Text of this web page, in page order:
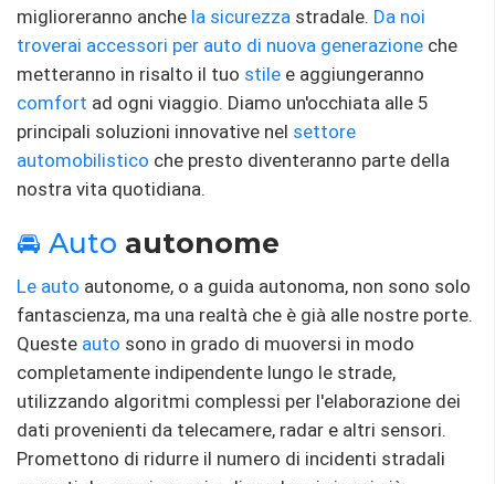
miglioreranno anche la sicurezza stradale. Da noi
troverai accessori per auto di nuova generazione che
metteranno in risalto il tuo stile e aggiungeranno
comfort ad ogni viaggio. Diamo un'occhiata alle 5
principali soluzioni innovative nel settore
automobilistico che presto diventeranno parte della
nostra vita quotidiana.
🚘 Auto autonome
Le auto autonome, o a guida autonoma, non sono solo
fantascienza, ma una realtà che è già alle nostre porte.
Queste auto sono in grado di muoversi in modo
completamente indipendente lungo le strade,
utilizzando algoritmi complessi per l'elaborazione dei
dati provenienti da telecamere, radar e altri sensori.
Promettono di ridurre il numero di incidenti stradali